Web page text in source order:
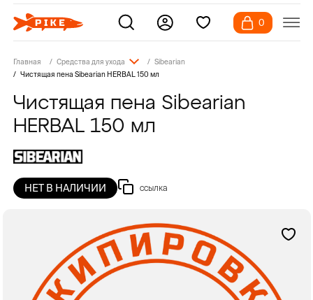
0
Главная Средства для ухода
Sibearian
Чистящая пена Sibearian HERBAL 150 мл
Чистящая пена Sibearian
HERBAL 150 мл
НЕТ В НАЛИЧИИ ссылка